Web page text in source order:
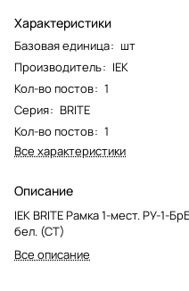
Характеристики
Базовая единица: шт
Производитель: IEK
Кол-во постов: 1
Серия: BRITE
Кол-во постов: 1
Все характеристики
Описание
IEK BRITE Рамка 1-мест. РУ-1-
бел. (СТ)
Все описание